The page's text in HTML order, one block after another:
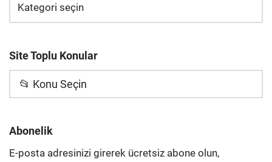
Site Toplu Konular
📂 Konu Seçin
Abonelik
E-posta adresinizi girerek ücretsiz abone olun,